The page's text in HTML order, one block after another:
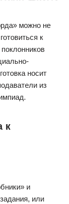
можно не
к
носит
из
к
и
или